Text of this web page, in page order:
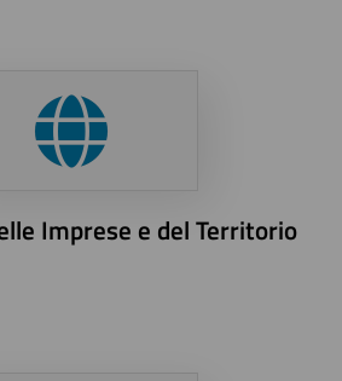
Imprese e del Territorio